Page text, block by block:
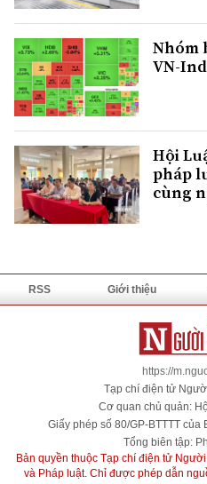
Nhóm
VN-
Hội
pháp
cùng
RSS Giới thiệu
https://
Tạp chí điện tử
Cơ quan chủ quản:
Giấy phép số 80/GP-BTTTT của
Tổng biên tập:
Bản quyền thuộc Tạp chí điện tử
và Pháp luật. Chỉ được phép dẫn